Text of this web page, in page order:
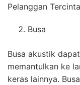
Pelanggan
Busa
Busa akustik
memantulkan ke
keras lainnya.